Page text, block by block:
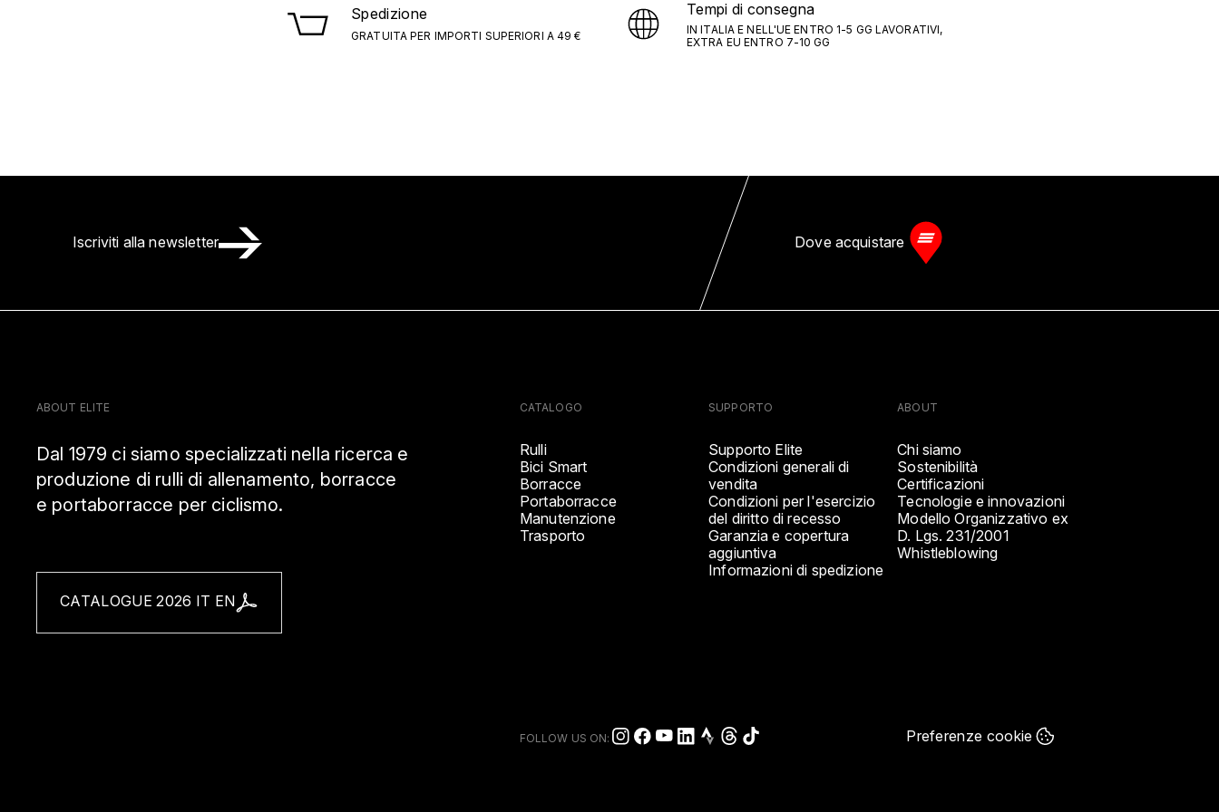
Spedizione
GRATUITA PER IMPORTI SUPERIORI A 49 €
Tempi di consegna
IN ITALIA E NELL'UE ENTRO 1-5 GG LAVORATIVI,
EXTRA EU ENTRO 7-10 GG
Iscriviti alla newsletter Dove acquistare
ABOUT ELITE
Dal 1979 ci siamo specializzati nella ricerca e
produzione di rulli di allenamento, borracce
e portaborracce per ciclismo.
CATALOGUE 2026 IT EN
CATALOGO
Rulli
Bici Smart
Borracce
Portaborracce
Manutenzione
Trasporto
SUPPORTO
Supporto Elite
Condizioni generali di
vendita
Condizioni per l'esercizio
del diritto di recesso
Garanzia e copertura
aggiuntiva
Informazioni di spedizione
ABOUT
Chi siamo
Sostenibilità
Certificazioni
Tecnologie e innovazioni
Modello Organizzativo ex
D. Lgs. 231/2001
Whistleblowing
FOLLOW US ON: Preferenze cookie